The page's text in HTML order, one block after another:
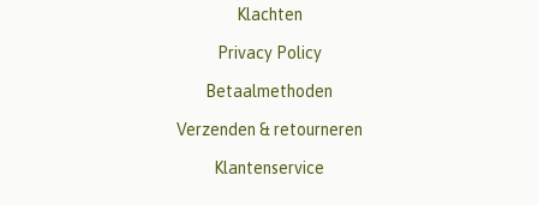
Klachten
Privacy Policy
Betaalmethoden
Verzenden & retourneren
Klantenservice